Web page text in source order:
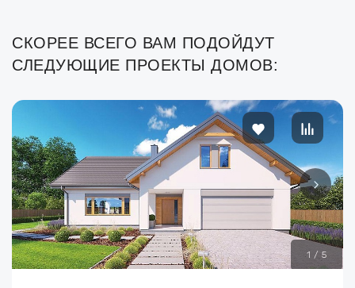
СКОРЕЕ ВСЕГО ВАМ ПОДОЙДУТ
СЛЕДУЮЩИЕ ПРОЕКТЫ ДОМОВ:
1 / 5